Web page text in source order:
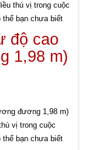
độ cao
1,98 m)